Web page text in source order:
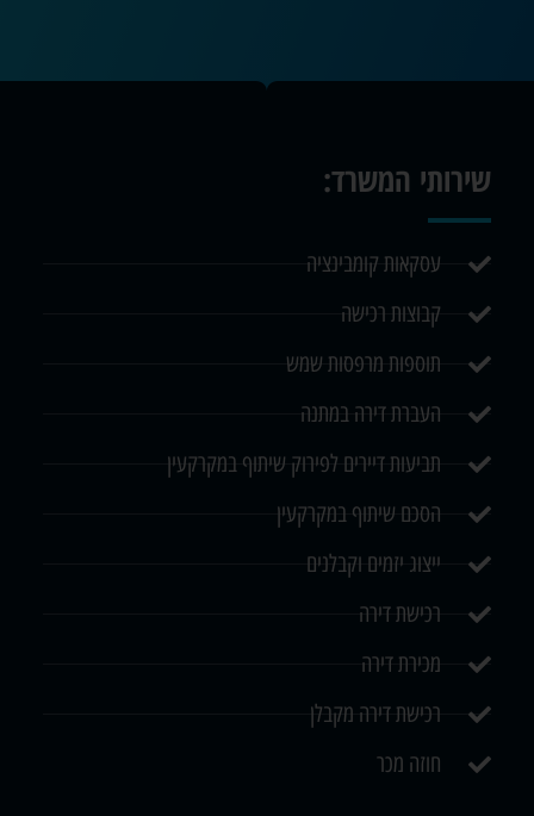
שירותי המשרד:
עסקאות קומבינציה
קבוצות רכישה
תוספות מרפסות שמש
העברת דירה במתנה
תביעות דיירים לפירוק שיתוף במקרקעין
הסכם שיתוף במקרקעין
ייצוג יזמים וקבלנים
רכישת דירה
מכירת דירה
רכישת דירה מקבלן
חוזה מכר